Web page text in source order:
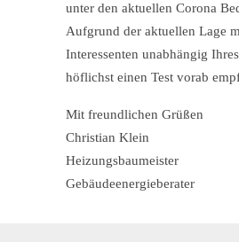
unter den aktuellen Corona
Aufgrund der aktuellen Lage
Interessenten unabhängig
höflichst einen Test vorab
Mit freundlichen Grüßen
Christian Klein
Heizungsbaumeister
Gebäudeenergieberater